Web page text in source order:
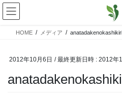
コ
ン
ナ
ビ
HOME メディア anatadakenokashikiri
2012年10月6日 / 最終更新日時 : 2012年